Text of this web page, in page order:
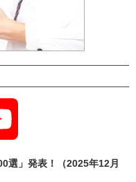
Channel
選」発表！（2025年12月